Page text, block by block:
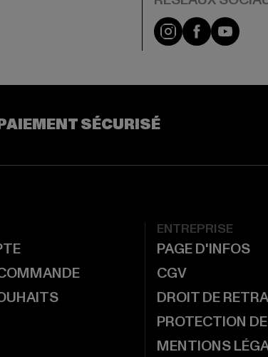
Visit ourVisit our
Visit
SÉCURISÉ
ENTREPRISE
PAGE D'INFOS
CGV
DROIT DE
PROTECTION
MENTIONS